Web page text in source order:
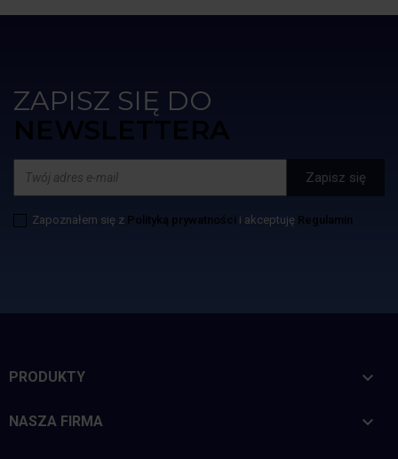
ZAPISZ SIĘ DO
NEWSLETTERA
Zapoznałem się z Polityką prywatności i akceptuję Regulamin
PRODUKTY 
NASZA FIRMA 